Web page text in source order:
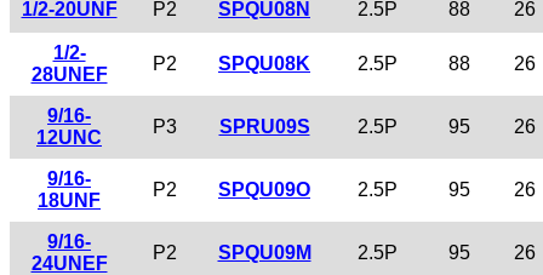
1/2-20UNF P2 SPQU08N 2.5P 88 26
1/2-
28UNEF
P2 SPQU08K 2.5P 88 26
9/16-
12UNC
P3 SPRU09S 2.5P 95 26
9/16-
18UNF
P2 SPQU09O 2.5P 95 26
9/16-
24UNEF
P2 SPQU09M 2.5P 95 26